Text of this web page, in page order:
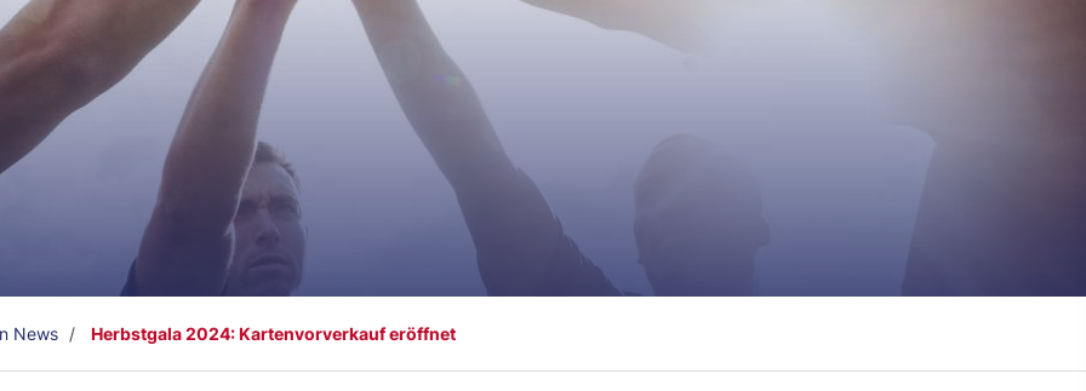
News Herbstgala 2024: Kartenvorverkauf eröffnet